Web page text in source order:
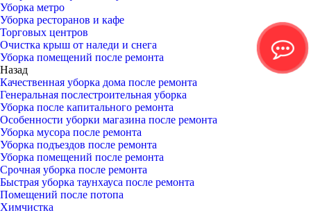
Уборка метро
Уборка ресторанов и кафе
Торговых центров
Очистка крыш от наледи и снега
Уборка помещений после ремонта
Назад
Качественная уборка дома после ремонта
Генеральная послестроительная уборка
Уборка после капитального ремонта
Особенности уборки магазина после ремонта
Уборка мусора после ремонта
Уборка подъездов после ремонта
Уборка помещений после ремонта
Срочная уборка после ремонта
Быстрая уборка таунхауса после ремонта
Помещений после потопа
Химчистка